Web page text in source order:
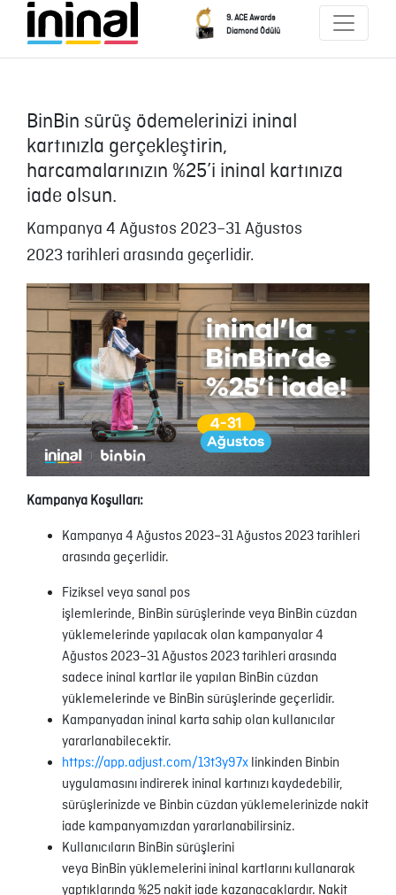
9. ACE Awards
Diamond Ödülü
BinBin sürüş ödemelerinizi ininal
kartınızla gerçekleştirin,
harcamalarınızın %25’i ininal kartınıza
iade olsun.
Kampanya 4 Ağustos 2023–31 Ağustos
2023 tarihleri arasında geçerlidir.
Kampanya Koşulları:
Kampanya 4 Ağustos 2023–31 Ağustos 2023 tarihleri
arasında geçerlidir.
Fiziksel veya sanal pos
işlemlerinde, BinBin sürüşlerinde veya BinBin cüzdan
yüklemelerinde yapılacak olan kampanyalar 4
Ağustos 2023–31 Ağustos 2023 tarihleri arasında
sadece ininal kartlar ile yapılan BinBin cüzdan
yüklemelerinde ve BinBin sürüşlerinde geçerlidir.
Kampanyadan ininal karta sahip olan kullanıcılar
yararlanabilecektir.
https://app.adjust.com/13t3y97x linkinden Binbin
uygulamasını indirerek ininal kartınızı kaydedebilir,
sürüşlerinizde ve Binbin cüzdan yüklemelerinizde nakit
iade kampanyamızdan yararlanabilirsiniz.
Kullanıcıların BinBin sürüşlerini
veya BinBin yüklemelerini ininal kartlarını kullanarak
yaptıklarında %25 nakit iade kazanacaklardır. Nakit